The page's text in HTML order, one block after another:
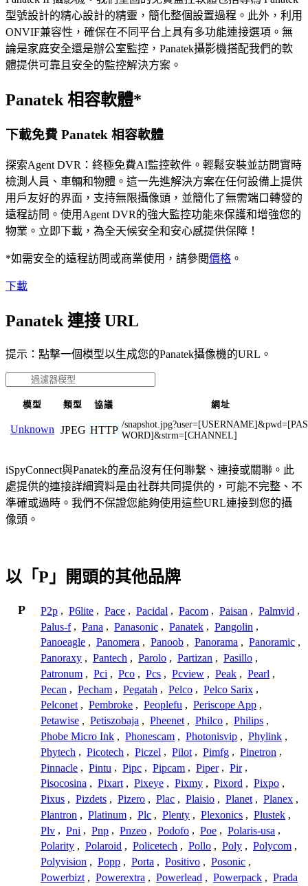
型號設計的精心設計的精靈，簡化整個設置過程。此外，利用
ONVIF兼容性，確保在不同平台上具有多功能連接選項。無
論是家庭安全還是辦公室監控，Panatek攝影機搭配我們的軟
體提供可靠且安全的監控解決方案。
Panatek 相容軟體*
下載免費 Panatek 相容軟體
探索Agent DVR：終極免費AI監控軟件。輕鬆安裝並訪問實時
檢測人員、車輛和物體。這一先進解決方案在任何設備上提供
用戶友好的界面，支持無限攝像頭，並簡化了無需端口轉發的
遠程訪問。使用Agent DVR的強大監控功能來保護和增強您的
物業。立即下載，為全天候安全和安心感提供保障！
*如需安全的遠程訪問或商業使用，請參閱價格 。
下載
Panatek 連接 URL
提示：點擊一個模型以生成您的Panatek攝像機的URL。
模型 類型 協議 網址
Unknown JPEG HTTP /
WORD]&strm=[CHANNEL]
iSpyConnect與Panatek的產品沒有任何聯繫、連接或關聯。此
處提供的連接詳細資料是由社群共同提供的，可能不完整、不
準確或過時。我們不保證您能夠使用這些URL連接到您的攝
像頭。
以「P」開頭的其他品牌
P P2p , P6lite , Pace , Pacidal , Pacom , Paisan , Palmvid ,
Palus-f , Pana , Panasonic , Panatek , Pangolin ,
Panoeagle , Panomera , Panoob , Panorama , Panoramic ,
Panoraxy , Pantech , Parolo , Partizan , Pasillo ,
Patronum , Pci , Pco , Pcs , Pcview , Peak , Pearl ,
Pecan , Pecham , Pegatah , Pelco , Pelco Sarix ,
Pelconet , Pembroke , Peoplefu , Periscope App ,
Petawise , Petiszobaja , Pheenet , Philco , Philips ,
Phobe Micro Ink , Phonescam , Photonisvip , Phylink ,
Phytech , Picotech , Piczel , Pilot , Pimfg , Pinetron ,
Pinnacle , Pintu , Pipc , Pipcam , Piper , Pir ,
Pisocosina , Pixart , Pixeye , Pixmy , Pixord , Pixpo ,
Pixus , Pizdets , Pizero , Plac , Plaisio , Planet , Planex ,
Plantron , Platinum , Plc , Plenty , Plexonics , Plustek ,
Plv , Pni , Pnp , Pnzeo , Podofo , Poe , Polaris-usa ,
Polarity , Polaroid , Policetech , Pollo , Poly , Polycom ,
Polyvision , Popp , Porta , Positivo , Posonic ,
Powerbizt , Powerextra , Powerlead , Powerpack , Prada